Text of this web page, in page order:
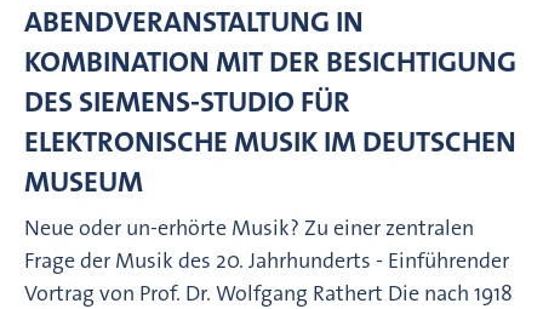
ABENDVERANSTALTUNG IN
KOMBINATION MIT DER BESICHTIGUNG
DES SIEMENS-STUDIO FÜR
ELEKTRONISCHE MUSIK IM DEUTSCHEN
MUSEUM
Neue oder un-erhörte Musik? Zu einer zentralen
Frage der Musik des 20. Jahrhunderts - Einführender
Vortrag von Prof. Dr. Wolfgang Rathert Die nach 1918